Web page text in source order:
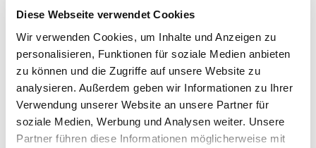
Diese Webseite verwendet Cookies
Wir verwenden Cookies, um Inhalte und Anzeigen zu
personalisieren, Funktionen für soziale Medien anbieten
zu können und die Zugriffe auf unsere Website zu
analysieren. Außerdem geben wir Informationen zu Ihrer
Verwendung unserer Website an unsere Partner für
soziale Medien, Werbung und Analysen weiter. Unsere
Partner führen diese Informationen möglicherweise mit